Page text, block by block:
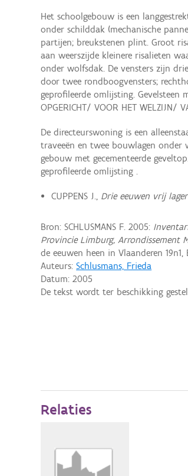
Het schoolgebouw is een
onder schilddak (mechanische
partijen; breukstenen plint. Groot
aan weerszijde kleinere risalieten
onder wolfsdak. De vensters zijn
door twee rondboogvensters;
geprofileerde omlijsting. Gevelsteen
OPGERICHT/ VOOR HET WELZIJN/
De directeurswoning is een
traveeën en twee bouwlagen onder
gebouw met gecementeerde
geprofileerde omlijsting .
CUPPENS J., Drie eeuwen vrij
Bron: SCHLUSMANS F. 2005:
Provincie Limburg, Arrondissement
de eeuwen heen in Vlaanderen
Auteurs:Schlusmans, Frieda
Datum:2005
De tekst wordt ter beschikking
Relaties